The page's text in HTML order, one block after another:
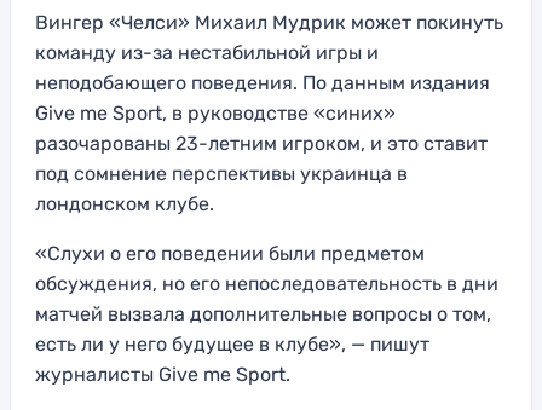
Вингер «Челси» Михаил Мудрик может покинуть
команду из-за нестабильной игры и
неподобающего поведения. По данным издания
Give me Sport, в руководстве «синих»
разочарованы 23-летним игроком, и это ставит
под сомнение перспективы украинца в
лондонском клубе.
«Слухи о его поведении были предметом
обсуждения, но его непоследовательность в дни
матчей вызвала дополнительные вопросы о том,
есть ли у него будущее в клубе», — пишут
журналисты Give me Sport.